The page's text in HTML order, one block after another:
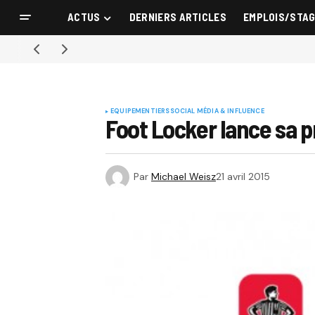
ACTUS DERNIERS ARTICLES EMPLOIS/
EQUIPEMENTIERSSOCIAL MÉDIA & INFLUENCE
Foot Locker lance sa
Par Michael Weisz21 avril 2015